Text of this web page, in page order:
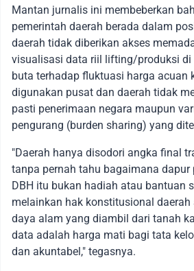
Mantan jurnalis ini membeberkan
pemerintah daerah berada dalam
daerah tidak diberikan akses
visualisasi data riil lifting/produksi di
buta terhadap fluktuasi harga acuan
digunakan pusat dan daerah tidak
pasti penerimaan negara maupun
pengurang (burden sharing) yang
"Daerah hanya disodori angka final
tanpa pernah tahu bagaimana dapur
DBH itu bukan hadiah atau bantuan
melainkan hak konstitusional
daya alam yang diambil dari tanah
data adalah harga mati bagi tata
dan akuntabel," tegasnya.